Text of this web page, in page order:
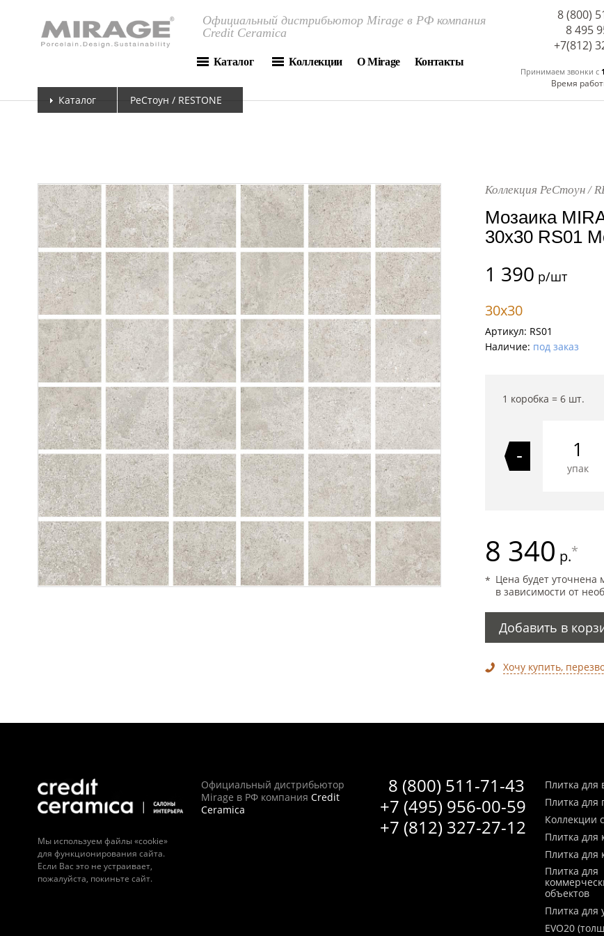
Официальный дистрибьютор Mirage в РФ компания
Credit Ceramica
Каталог Коллекции О Mirage Контакты
8 (800)
8 495
Принимаем звонки c
Время
+7(812)
Каталог РеСтоун / RESTONE
Коллекция РеСтоун /
Мозаика
30x30 RS01
1 390 р/шт
30x30
Артикул: RS01
Наличие: под заказ
1 коробка = 6шт.
-
упак
8 340 р.*
Цена будет уточнена
в зависимости от
Добавить в
Хочу купить,
Мы используем файлы «cookie»
для функционирования сайта.
Если Вас это не устраивает,
пожалуйста, покиньте сайт.
8 (800) 511-71-43
+7 (495) 956-00-59
+7 (812) 327-27-12
Официальный дистрибьютор
Mirage в РФ компания Credit
Ceramica
Плитка для
Плитка для
Коллекции
Плитка для
Плитка для
Плитка для
объектов
Плитка для
EVO20